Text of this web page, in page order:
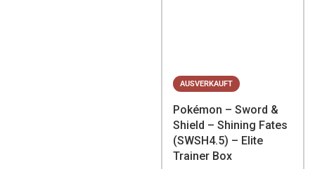
AUSVERKAUFT
Pokémon – Sword &
Shield – Shining Fates
(SWSH4.5) – Elite
Trainer Box